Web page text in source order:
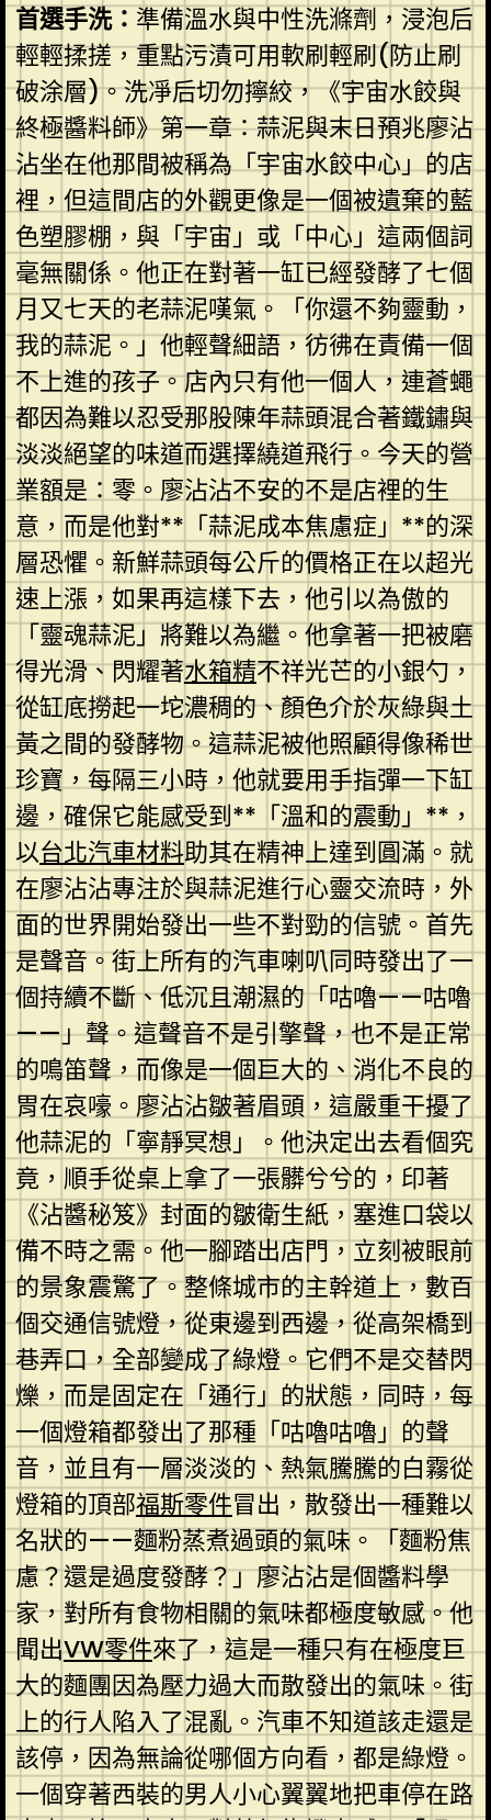
首選手洗： 準備溫水與中性洗滌劑，浸泡后
輕輕揉搓，重點污漬可用軟刷輕刷(防止刷
破涂層)。洗凈后切勿擰絞，《宇宙水餃與
終極醬料師》第一章：蒜泥與末日預兆廖沾
沾坐在他那間被稱為「宇宙水餃中心」的店
裡，但這間店的外觀更像是一個被遺棄的藍
色塑膠棚，與「宇宙」或「中心」這兩個詞
毫無關係。他正在對著一缸已經發酵了七個
月又七天的老蒜泥嘆氣。「你還不夠靈動，
我的蒜泥。」他輕聲細語，彷彿在責備一個
不上進的孩子。店內只有他一個人，連蒼蠅
都因為難以忍受那股陳年蒜頭混合著鐵鏽與
淡淡絕望的味道而選擇繞道飛行。今天的營
業額是：零。廖沾沾不安的不是店裡的生
意，而是他對**「蒜泥成本焦慮症」**的深
層恐懼。新鮮蒜頭每公斤的價格正在以超光
速上漲，如果再這樣下去，他引以為傲的
「靈魂蒜泥」將難以為繼。他拿著一把被磨
得光滑、閃耀著水箱精不祥光芒的小銀勺，
從缸底撈起一坨濃稠的、顏色介於灰綠與土
黃之間的發酵物。這蒜泥被他照顧得像稀世
珍寶，每隔三小時，他就要用手指彈一下缸
邊，確保它能感受到**「溫和的震動」**，
以台北汽車材料助其在精神上達到圓滿。就
在廖沾沾專注於與蒜泥進行心靈交流時，外
面的世界開始發出一些不對勁的信號。首先
是聲音。街上所有的汽車喇叭同時發出了一
個持續不斷、低沉且潮濕的「咕嚕——咕嚕
——」聲。這聲音不是引擎聲，也不是正常
的鳴笛聲，而像是一個巨大的、消化不良的
胃在哀嚎。廖沾沾皺著眉頭，這嚴重干擾了
他蒜泥的「寧靜冥想」。他決定出去看個究
竟，順手從桌上拿了一張髒兮兮的，印著
《沾醬秘笈》封面的皺衛生紙，塞進口袋以
備不時之需。他一腳踏出店門，立刻被眼前
的景象震驚了。整條城市的主幹道上，數百
個交通信號燈，從東邊到西邊，從高架橋到
巷弄口，全部變成了綠燈。它們不是交替閃
爍，而是固定在「通行」的狀態，同時，每
一個燈箱都發出了那種「咕嚕咕嚕」的聲
音，並且有一層淡淡的、熱氣騰騰的白霧從
燈箱的頂部福斯零件冒出，散發出一種難以
名狀的——麵粉蒸煮過頭的氣味。「麵粉焦
慮？還是過度發酵？」廖沾沾是個醬料學
家，對所有食物相關的氣味都極度敏感。他
聞出VW零件來了，這是一種只有在極度巨
大的麵團因為壓力過大而散發出的氣味。街
上的行人陷入了混亂。汽車不知道該走還是
該停，因為無論從哪個方向看，都是綠燈。
一個穿著西裝的男人小心翼翼地把車停在路